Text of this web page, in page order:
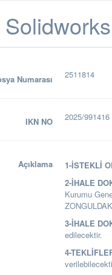
Numarası 2511814
IKN NO 2025/991416
Açıklama 1-İSTEKLİ
2-İHALE
Kurumu
3-İHALE
edilecektir.
4-